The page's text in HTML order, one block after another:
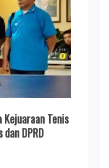
Kejuaraan Tenis
DPRD